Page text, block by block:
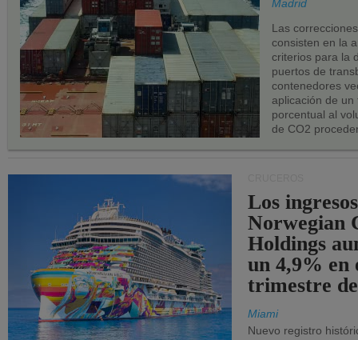
UE.
Madrid
Las
consisten en la
criterios para la
puertos de
contenedores
aplicación de
porcentual al
de CO2
Los
Norwegian
Holdings
un 4,9% en
trimestre
Miami
Nuevo registro